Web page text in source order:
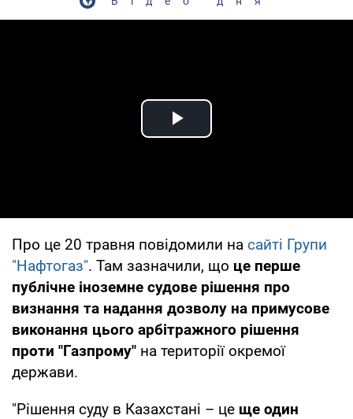
Play Video
Про це 20 травня повідомили на сайті Групи
"Нафтогаз". Там зазначили, що це перше
публічне іноземне судове рішення про
визнання та надання дозволу на примусове
виконання цього арбітражного рішення
проти "Газпрому" на території окремої
держави.
"Рішення суду в Казахстані – це ще один